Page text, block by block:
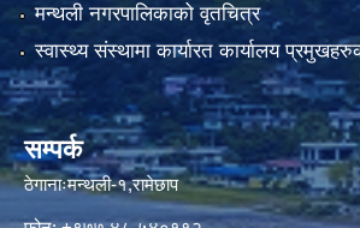
मन्थली नगरपालिकाको वृतचित्र
स्वास्थ्य संस्थामा कार्यारत कार्यालय
सम्पर्क
ठेगानाःमन्थली-१,रामेछाप